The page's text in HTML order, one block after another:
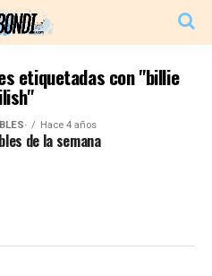
etiquetadas con "billie
Hace 4 años
de la semana